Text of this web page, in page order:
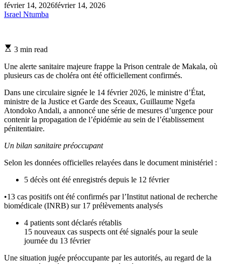
février 14, 2026février 14, 2026
Israel Ntumba
Estimated
time
3 min read
Une alerte sanitaire majeure frappe la Prison centrale de Makala, où
plusieurs cas de choléra ont été officiellement confirmés.
Dans une circulaire signée le 14 février 2026, le ministre d’État,
ministre de la Justice et Garde des Sceaux, Guillaume Ngefa
Atondoko Andali, a annoncé une série de mesures d’urgence pour
contenir la propagation de l’épidémie au sein de l’établissement
pénitentiaire.
Un bilan sanitaire préoccupant
Selon les données officielles relayées dans le document ministériel :
5 décès ont été enregistrés depuis le 12 février
•13 cas positifs ont été confirmés par l’Institut national de recherche
biomédicale (INRB) sur 17 prélèvements analysés
4 patients sont déclarés rétablis
15 nouveaux cas suspects ont été signalés pour la seule
journée du 13 février
Une situation jugée préoccupante par les autorités, au regard de la